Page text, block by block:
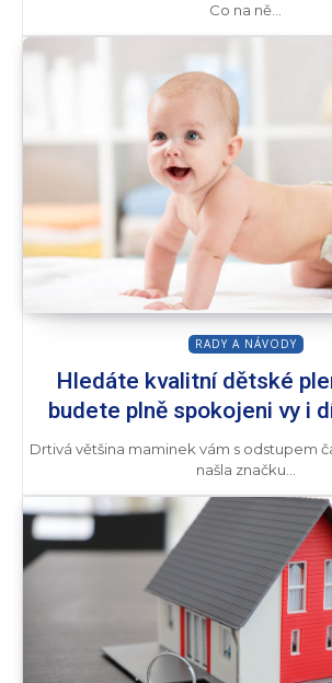
Co na ně...
RADY A NÁVODY
Hledáte kvalitní dětské
budete plně spokojeni vy i
Drtivá většina maminek vám s odstupem
našla značku...